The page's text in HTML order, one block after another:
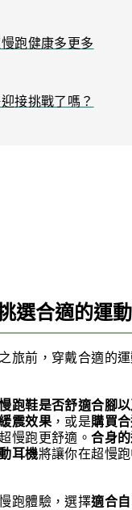
跑健康多更多
接挑戰了嗎？
選合適的運
旅前，穿戴合適的
跑鞋是否舒適合腳
震效果 ，或是購買
慢跑更舒適。合身
耳機將讓你在超慢
跑體驗，選擇適合